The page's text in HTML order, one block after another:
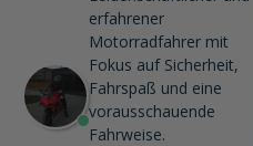
erfahrener
Motorradfahrer mit
Fokus auf Sicherheit,
Fahrspaß und eine
vorausschauende
Fahrweise.